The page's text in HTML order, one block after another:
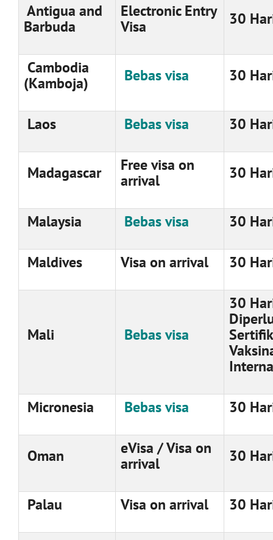
Antigua and
Barbuda
Electronic Entry
Visa
30
Cambodia
(Kamboja)
Bebas visa 30
Laos Bebas visa 30
Madagascar
Free visa on
arrival
30
Malaysia Bebas visa 30
Maldives Visa on arrival 30
Mali Bebas visa
30
Micronesia Bebas visa 30
Oman
eVisa / Visa on
arrival
30
Palau Visa on arrival 30